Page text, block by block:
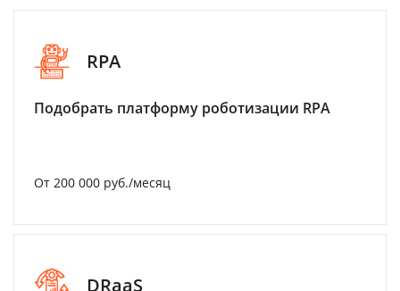
RPA
Подобрать платформу роботизации RPA
От 200 000 руб./месяц
DRaaS